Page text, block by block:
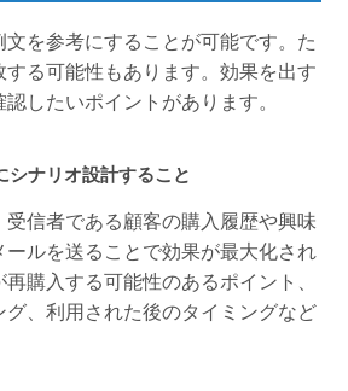
文を参考にすることが可能です。た
する可能性もあります。効果を出す
したいポイントがあります。
シナリオ設計すること
受信者である顧客の購入履歴や興味
ールを送ることで効果が最大化され
購入する可能性のあるポイント、
グ、利用された後のタイミングなど